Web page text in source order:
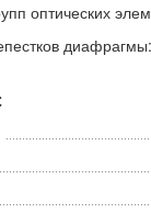
оптических
диафрагмы: